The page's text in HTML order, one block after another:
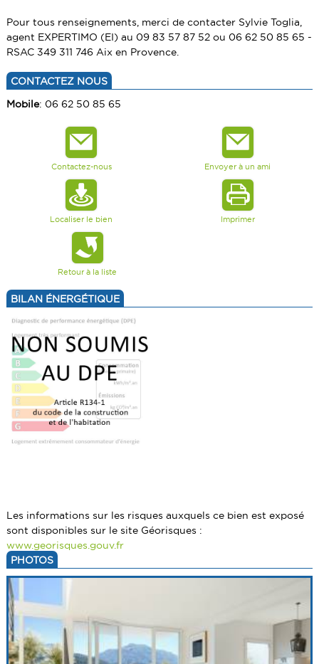
Pour tous renseignements, merci de contacter Sylvie Toglia,
agent EXPERTIMO (EI) au 09 83 57 87 52 ou 06 62 50 85 65 -
RSAC 349 311 746 Aix en Provence.
CONTACTEZ NOUS
Mobile: 06 62 50 85 65
Contactez-nous Envoyer à un ami
Localiser le bien Imprimer
Retour à la liste
BILAN ÉNERGÉTIQUE
Les informations sur les risques auxquels ce bien est exposé
sont disponibles sur le site Géorisques :
www.georisques.gouv.fr
PHOTOS